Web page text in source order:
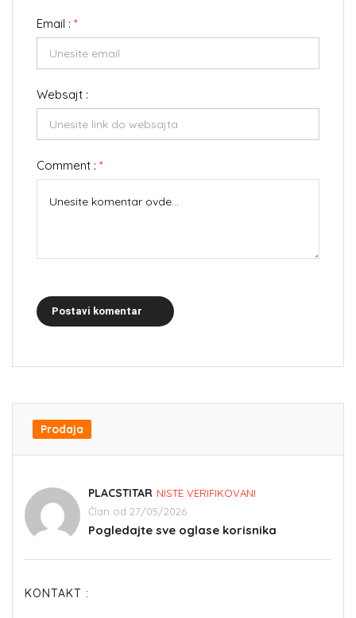
Email : *
Websajt :
Comment : *
Postavi komentar
Prodaja
PLACSTITAR NISTE VERIFIKOVANI
Član od 27/05/2026
Pogledajte sve oglase korisnika
KONTAKT :